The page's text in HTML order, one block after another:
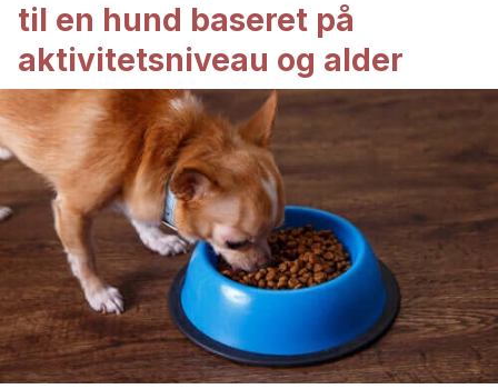
til en hund baseret på
aktivitetsniveau og alder